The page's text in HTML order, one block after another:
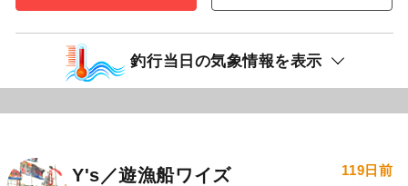
釣行当日の気象情報を表示
Y's／遊漁船ワイズ 119日前